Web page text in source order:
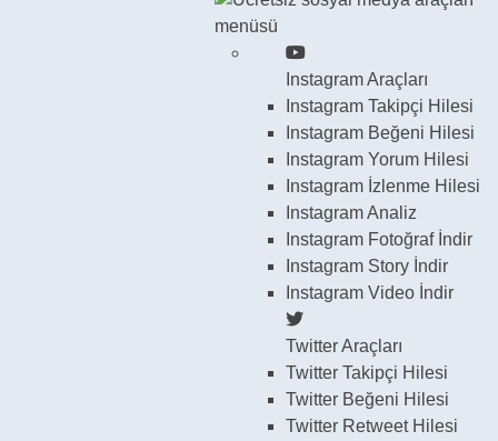
Instagram Araçları
Instagram Takipçi Hilesi
Instagram Beğeni Hilesi
Instagram Yorum Hilesi
Instagram İzlenme Hilesi
InstagramAnaliz
Instagram Fotoğraf İndir
Instagram Story İndir
Instagram Video İndir
Twitter Araçları
Twitter Takipçi Hilesi
Twitter Beğeni Hilesi
Twitter Retweet Hilesi